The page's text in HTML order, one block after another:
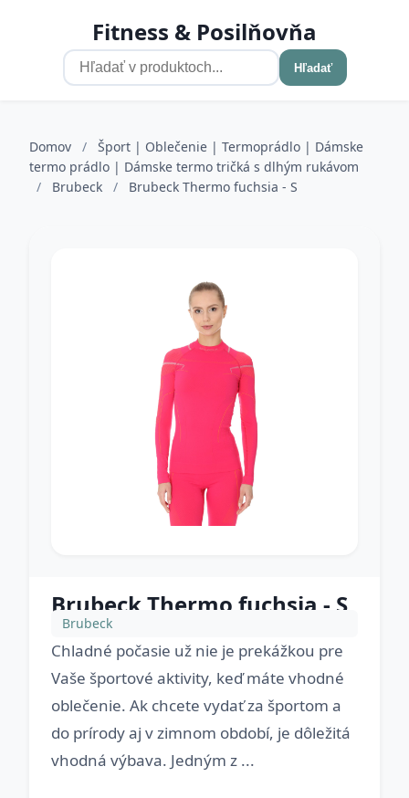
Fitness & Posilňovňa
Hľadať
Domov /
Šport | Oblečenie | Termoprádlo | Dámske
termo prádlo | Dámske termo tričká s dlhým rukávom
/
Brubeck / Brubeck Thermo fuchsia - S
Brubeck Thermo fuchsia - S
Brubeck
Chladné počasie už nie je prekážkou pre
Vaše športové aktivity, keď máte vhodné
oblečenie. Ak chcete vydať za športom a
do prírody aj v zimnom období, je dôležitá
vhodná výbava. Jedným z ...